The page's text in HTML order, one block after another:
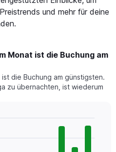
und mehr für deine
Monat ist die Buchung am
die Buchung am günstigsten.
zu übernachten, ist wiederum